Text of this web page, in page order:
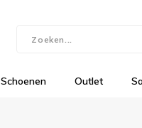
Schoenen Outlet